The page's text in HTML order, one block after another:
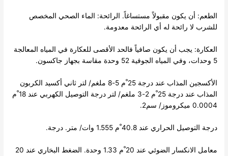
الطعم: أن يكون مقبولاً مستساغاً. الرائحة: الماء الصحي المخصص
للشرب لا رائحة له أي الرائحة معدومة.
العكارة: يجب أن يكون صافياً فالحد الأقصى للعكارة في المياه المعالجة
5 وحدات، وفي المياه الجوفية 52 وحدة مقاسة بجهاز جاكسون.
الأكسجين المذاب عند درجة 25 ْم 5-8 ملغم/ لتر ثاني أكسيد الكربون
المذاب عند درجة 25 ْم 2-3 ملغم/ لتر درجة التوصيل الكهربي عند 18 ْم
0.0004 ميكروموز/ سم2.
درجة التوصيل الحراري عند 40.8 ْم 1.555 وات/ متر. درجة.
معامل الانكسار الضوئي عند 20 ْم 1.33 وحدة. الضغط البخاري عند 20